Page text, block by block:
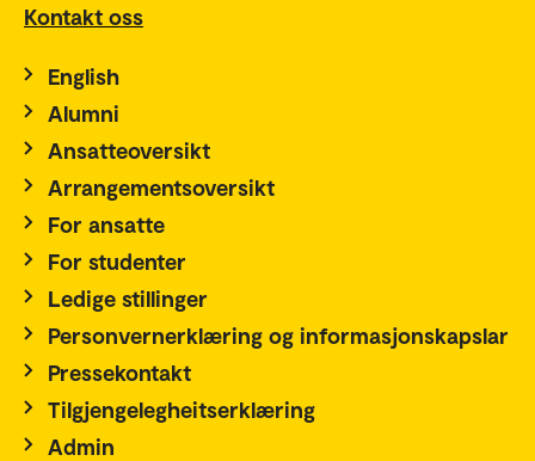
Kontakt oss
English
Alumni
Ansatteoversikt
Arrangementsoversikt
For ansatte
For studenter
Ledige stillinger
Personvernerklæring og informasjonskapslar
Pressekontakt
Tilgjengelegheitserklæring
Admin